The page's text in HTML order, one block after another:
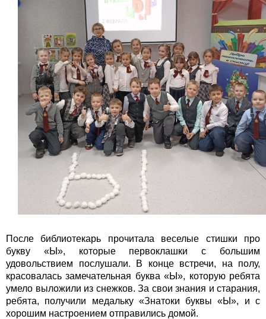
После библиотекарь прочитала веселые стишки про
букву «Ы», которые первоклашки с большим
удовольствием послушали. В конце встречи, на полу,
красовалась замечательная буква «Ы», которую ребята
умело выложили из снежков. За свои знания и старания,
ребята, получили медальку «Знатоки буквы «Ы», и с
хорошим настроением отправились домой.